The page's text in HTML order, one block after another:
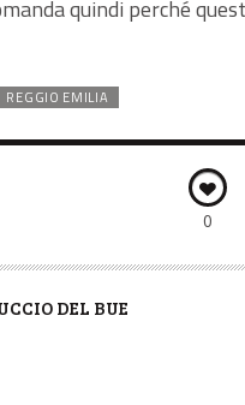
quindi perché
REGGIO EMILIA
0
DEL BUE